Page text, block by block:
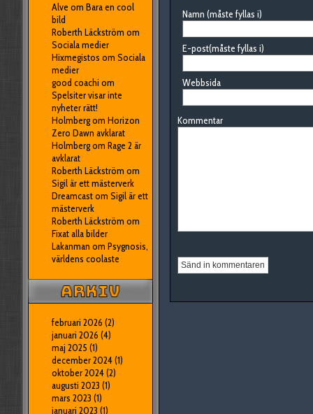
Alve om Bara en cool
bild
Roberth Läckström om
Sociala medier
Hixmegistos om Sociala
medier
good coachi om
Spelsiter visar inte
nyheter rätt!
Holmbergom Horizon
Zero Dawn avklarat
Holmbergom Rage 2 är
avklarat
Roberth Läckström om
Sigil är ett mästerverk
Dreamcastom Sigil är ett
mästerverk
Roberth Läckström om
Fixat alla bilder
Lakanman om Psygnosis,
världens coolaste
februari 2026 (2)
januari 2026 (4)
maj 2025 (1)
december 2024(1)
oktober 2024(2)
augusti 2023 (1)
mars 2023 (1)
januari 2023 (1)
Namn (måste fyllas i)
E-post(måste fyllas i)
Webbsida
Kommentar